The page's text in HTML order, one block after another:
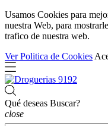
Usamos Cookies para
nuestra Web, para
trafico de nuestra web.
Ver Politica de Cookies
Qué deseas Buscar?
close